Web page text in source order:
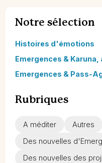
Notre sélection
Histoires d'émotions
Emergences &
Emergences & Pass-
Rubriques
A méditer
Autres
Des nouvelles
Des nouvelles des